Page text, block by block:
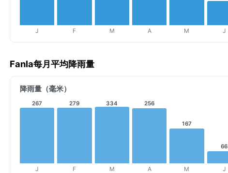
J F M A M J
Fanla每月平均降雨量
降雨量（毫米）
267
J
279
F
334
M
256
A
167
M
66
J